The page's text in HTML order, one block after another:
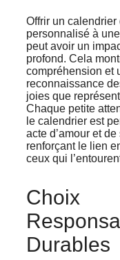
Offrir un calendrier
personnalisé à
peut avoir un
profond. Cela
compréhension et
reconnaissance
joies que
Chaque petite
le calendrier est
acte d’amour et de
renforçant le lien
ceux qui
Choix
Durables